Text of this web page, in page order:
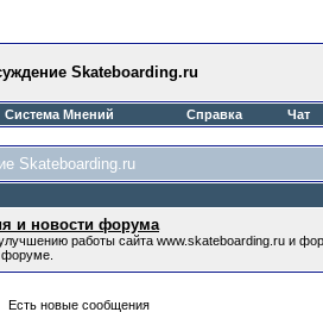
Skateboarding.ru
Система Мнений Справка Чат
Skateboarding.ru
и новости форума
работы сайта www.skateboarding.ru и
форуме.
Есть новые сообщения